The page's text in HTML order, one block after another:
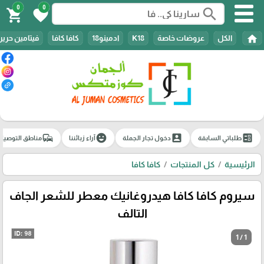
search
0
favorite
0
shopping_cart
home الكل عروضات خاصة K18 ادمينو18 كافا كافا فيتامين حرير
ballotطلباتي السابقة account_boxدخول تجار الجملة emoji_emotionsآراء زبائننا commuteمناطق
الرئيسية كل المنتجات كافا كافا
سيروم كافا كافا هيدروغانيك معطر للشعر الجاف
التالف
1 / 1